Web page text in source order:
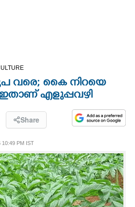
വരെ; കെെ നിറയെ
ഇതാണ് എളുപ്പവഴി
Share
10:49 PM IST